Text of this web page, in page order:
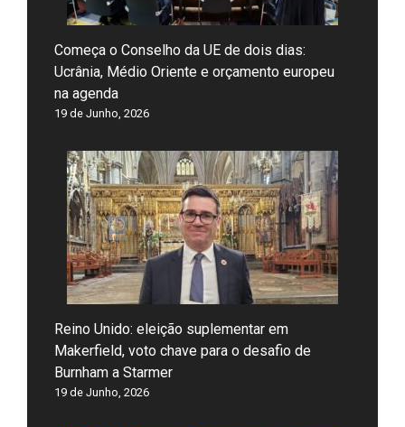
Começa o Conselho da UE de dois dias:
Ucrânia, Médio Oriente e orçamento europeu
na agenda
19 de Junho, 2026
Reino Unido: eleição suplementar em
Makerfield, voto chave para o desafio de
Burnham a Starmer
19 de Junho, 2026